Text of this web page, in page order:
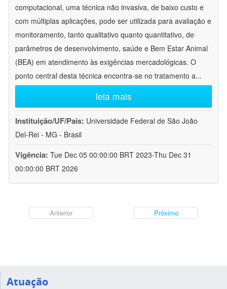
computacional, uma técnica não invasiva, de baixo custo e
com múltiplas aplicações, pode ser utilizada para avaliação e
monitoramento, tanto qualitativo quanto quantitativo, de
parâmetros de desenvolvimento, saúde e Bem Estar Animal
(BEA) em atendimento às exigências mercadológicas. O
ponto central desta técnica encontra-se no tratamento a...
leia mais
Instituição/UF/País: Universidade Federal de São João
Del-Rei - MG - Brasil
Vigência: Tue Dec 05 00:00:00 BRT 2023-Thu Dec 31
00:00:00 BRT 2026
Anterior Próximo
Atuação